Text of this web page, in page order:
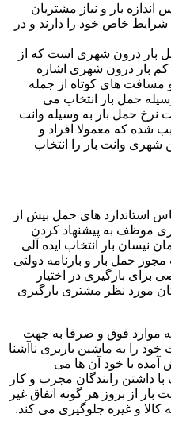
اندازه بار و نیاز مشتریان
خاص خود را دارند و در
بار درون شهری است که از
بار درون شهری اشاره
مسافت های کوتاه از جمله
حمل بار انتخاب می
نرخ حمل بار به وسیله وانت
شده که معمولا افراد و
شهری وانت بار را انتخاب
استاندارد های حمل بیش از
موظف به پیشنهاد کردن
نیسان بار انتخاب ایده آلی
حمل بار و بارنامه دولتی
برای بارگیری در اختیار
مورد نظر مشتری بارگیری
موارد فوق و صرفا به جهت
را به ماشین باربری ناآشنا
آمده با خود آن ها می
داشتن رانندگان مجرب و کار
بار از بروز هر گونه اتفاق غیر
و غیره جلوگیری می کند.